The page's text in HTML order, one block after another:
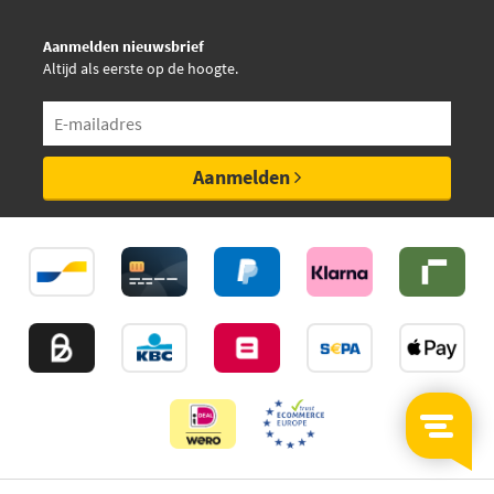
Aanmelden nieuwsbrief
Altijd als eerste op de hoogte.
Aanmelden